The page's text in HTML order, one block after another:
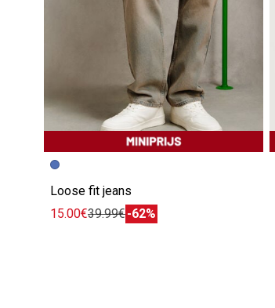
Loose fit jeans
15.00€39.99€-62%